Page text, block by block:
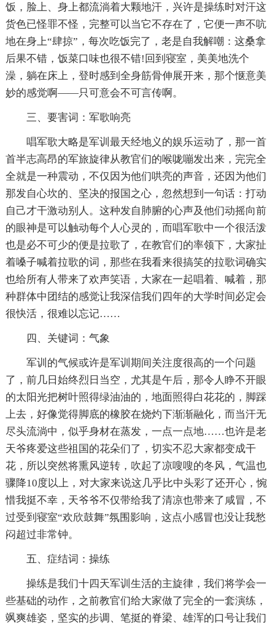
饭，脸上、身上都流淌着大颗地汗，兴许是操练时对汗这
货色已怪罪不怪，完整可以当它不存在了，它便一声不吭
地在身上“肆掠”，每次吃饭完了，老是自我解嘲：这桑拿
后果不错，饭菜口味也很不错!回到寝室，美美地洗个
澡，躺在床上，登时感到全身筋骨伸展开来，那个惬意美
妙的感觉啊——只可意会不可言传啊。
三、要害词：军歌响亮
唱军歌大略是军训最天经地义的娱乐运动了，那一首
首半志高昂的军旅旋律从教官们的喉咙嘣发出来，完完全
全就是一种震动，不仅因为他们哄亮的声音，还因为他们
那发自心坎的、坚决的报国之心，忽然想到一句话：打动
自己才干激动别人。这种发自肺腑的心声及他们动摇向前
的眼神是可以触动每个人心灵的，而唱军歌中一个很活泼
也是必不可少的便是拉歌了，在教官们的率领下，大家扯
着嗓子喊着拉歌的词，那些在我看来很搞笑的拉歌词确实
也给所有人带来了欢声笑语，大家在一起唱着、喊着，那
种群体中团结的感觉让我深信我们四年的大学时间必定会
很快活，很难以忘记……
四、关键词：气象
军训的气候或许是军训期间关注度很高的一个问题
了，前几日始终烈日当空，尤其是午后，那令人睁不开眼
的太阳光把树叶照得绿油油的，地面照得白花花的，脚踩
上去，好像觉得脚底的橡胶在烧灼下渐渐融化，而当汗无
尽头流淌中，似乎身材在蒸发，一点一点地……也许是老
天爷疼爱这些祖国的花朵们了，切实不忍大家都变成干
花，所以突然将熏风逆转，吹起了凉嗖嗖的冬风，气温也
骤降10度以上，对大家来说这几乎比中头彩了还开心，惋
惜我挺不幸，天爷爷不仅带给我了清凉也带来了咸冒，不
过受到寝室“欢欣鼓舞”氛围影响，这点小感冒也没让我愁
闷超过非常钟。
五、症结词：操练
操练是我们十四天军训生活的主旋律，我们将学会一
些基础的动作，之前教官们给大家做了完全的一套演练，
飒爽雄姿，坚实的步调、笔挺的脊梁、雄浑的口号让我们